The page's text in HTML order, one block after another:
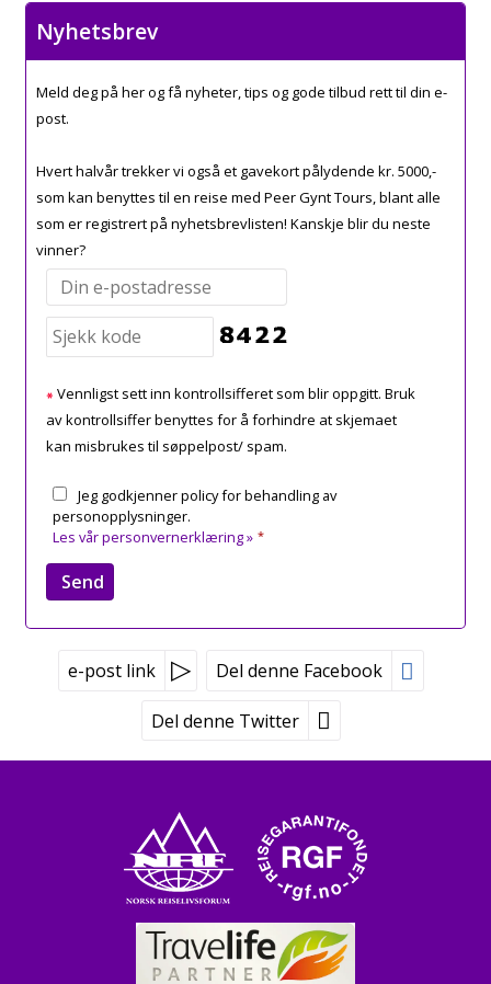
Nyhetsbrev
Meld deg på her og få nyheter, tips og gode tilbud rett til din e-
post.
Hvert halvår trekker vi også et gavekort pålydende kr. 5000,-
som kan benyttes til en reise med Peer Gynt Tours, blant alle
som er registrert på nyhetsbrevlisten! Kanskje blir du neste
vinner?
Vennligst sett inn kontrollsifferet som blir oppgitt. Bruk
av kontrollsiffer benyttes for å forhindre at skjemaet
kan misbrukes til søppelpost/ spam.
Jeg godkjenner policy for behandling av
personopplysninger.
Les vår personvernerklæring » *
e-post link Del denne Facebook
Del denne Twitter
Peer Gynt Tours
Tvetenveien 170
0671 Oslo
Booking tlf:
815 00 335
Grupper tlf:24 10 12 80
post@peergynt.com2026